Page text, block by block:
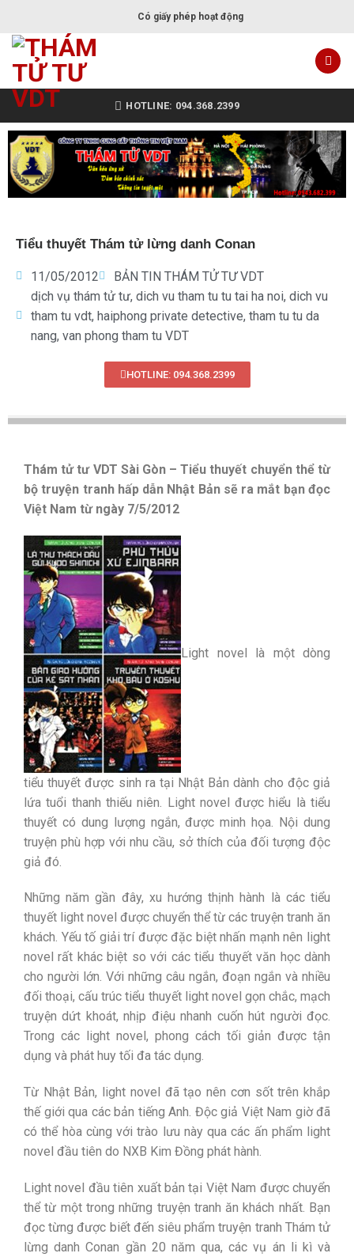
Có giấy phép hoạt động
HOTLINE: 094.368.2399
Tiểu thuyết Thám tử lừng danh Conan
11/05/2012
BẢN TIN THÁM TỬ TƯ VDT
dịch vụ thám tử tư, dich vu tham tu tu tai ha noi, dich vu
tham tu vdt, haiphong private detective, tham tu tu da
nang, van phong tham tu VDT
HOTLINE: 094.368.2399
Thám tử tư VDT Sài Gòn – Tiểu thuyết chuyển thể từ
bộ truyện tranh hấp dẫn Nhật Bản sẽ ra mắt bạn đọc
Việt Nam từ ngày 7/5/2012
Light novel là một dòng
tiểu thuyết được sinh ra tại Nhật Bản dành cho độc giả
lứa tuổi thanh thiếu niên. Light novel được hiểu là tiểu
thuyết có dung lượng ngắn, được minh họa. Nội dung
truyện phù hợp với nhu cầu, sở thích của đối tượng độc
giả đó.
Những năm gần đây, xu hướng thịnh hành là các tiểu
thuyết light novel được chuyển thể từ các truyện tranh ăn
khách. Yếu tố giải trí được đặc biệt nhấn mạnh nên light
novel rất khác biệt so với các tiểu thuyết văn học dành
cho người lớn. Với những câu ngắn, đoạn ngắn và nhiều
đối thoại, cấu trúc tiểu thuyết light novel gọn chắc, mạch
truyện dứt khoát, nhịp điệu nhanh cuốn hút người đọc.
Trong các light novel, phong cách tối giản được tận
dụng và phát huy tối đa tác dụng.
Từ Nhật Bản, light novel đã tạo nên cơn sốt trên khắp
thế giới qua các bản tiếng Anh. Độc giả Việt Nam giờ đã
có thể hòa cùng với trào lưu này qua các ấn phẩm light
novel đầu tiên do NXB Kim Đồng phát hành.
Light novel đầu tiên xuất bản tại Việt Nam được chuyển
thể từ một trong những truyện tranh ăn khách nhất. Bạn
đọc từng được biết đến siêu phẩm truyện tranh Thám tử
lừng danh Conan gần 20 năm qua, các vụ án li kì và